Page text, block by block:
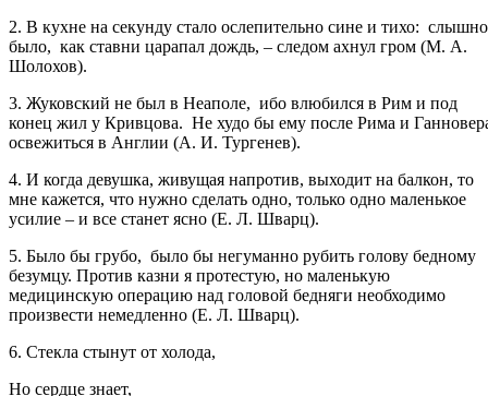
2. В кухне на секунду стало ослепительно сине и тихо: слышно
было, как ставни царапал дождь, – следом ахнул гром (М. А.
Шолохов).
3. Жуковский не был в Неаполе, ибо влюбился в Рим и под
конец жил у Кривцова. Не худо бы ему после Рима и
освежиться в Англии (А. И. Тургенев).
4. И когда девушка, живущая напротив, выходит на балкон, то
мне кажется, что нужно сделать одно, только одно маленькое
усилие – и все станет ясно (Е. Л. Шварц).
5. Было бы грубо, было бы негуманно рубить голову бедному
безумцу. Против казни я протестую, но маленькую
медицинскую операцию над головой бедняги необходимо
произвести немедленно (Е. Л. Шварц).
6. Стекла стынут от холода,
Но сердце знает,